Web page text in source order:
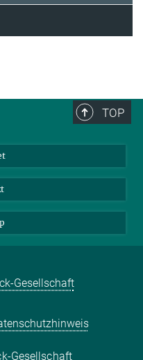
TOP
Gesellschaft
Gesellschaft